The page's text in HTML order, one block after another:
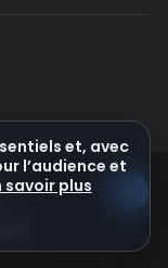
et, avec
l’audience et
savoir plus